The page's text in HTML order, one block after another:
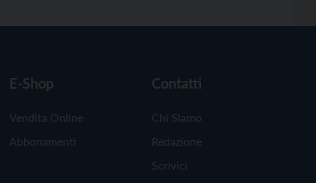
E-Shop
Vendita Online
Abbonamenti
Contatti
Chi Siamo
Redazione
Scrivici